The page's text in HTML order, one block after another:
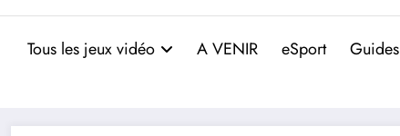
Tous les jeux vidéo A VENIR eSport Guides